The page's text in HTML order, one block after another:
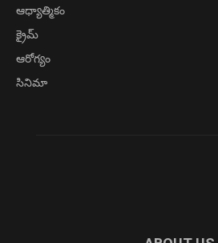
ఆధ్యాత్మికం
క్రైమ్
ఆరోగ్యం
సినిమా